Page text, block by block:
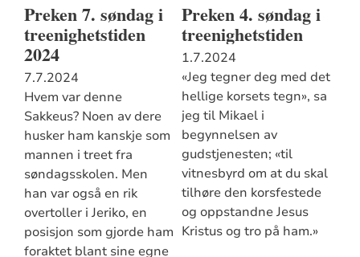
Preken 7. søndag i
treenighetstiden
2024
7.7.2024
Hvem var denne
Sakkeus? Noen av dere
husker ham kanskje som
mannen i treet fra
søndagsskolen. Men
han var også en rik
overtoller i Jeriko, en
posisjon som gjorde ham
foraktet blant sine egne
Preken 4. søndag i
treenighetstiden
1.7.2024
«Jeg tegner deg med det
hellige korsets tegn», sa
jeg til Mikael i
begynnelsen av
gudstjenesten; «til
vitnesbyrd om at du skal
tilhøre den korsfestede
og oppstandne Jesus
Kristus og tro på ham.»